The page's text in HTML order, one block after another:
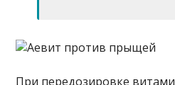
При передозировке